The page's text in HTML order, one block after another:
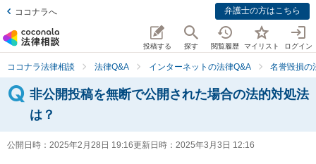
ココナラへ 弁護士の方はこちら
投稿する 探す 閲覧履歴 マイリスト ログイン
ココナラ法律相談 法律Q&A インターネットの法律Q&A 名誉毀損の
非公開投稿を無断で公開された場合の法的対処法
は？
公開日時： 2025年2月28日 19:16更新日時： 2025年3月3日 12:16